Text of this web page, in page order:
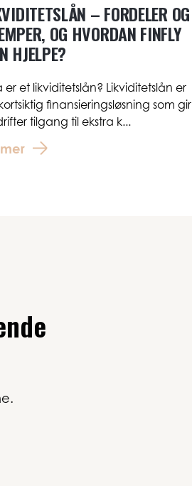
– FORDELER OG
OG HVORDAN FINFLY
HJELPE?
er et likviditetslån? Likviditetslån er
finansieringsløsning som gir
tilgang til ekstra k...